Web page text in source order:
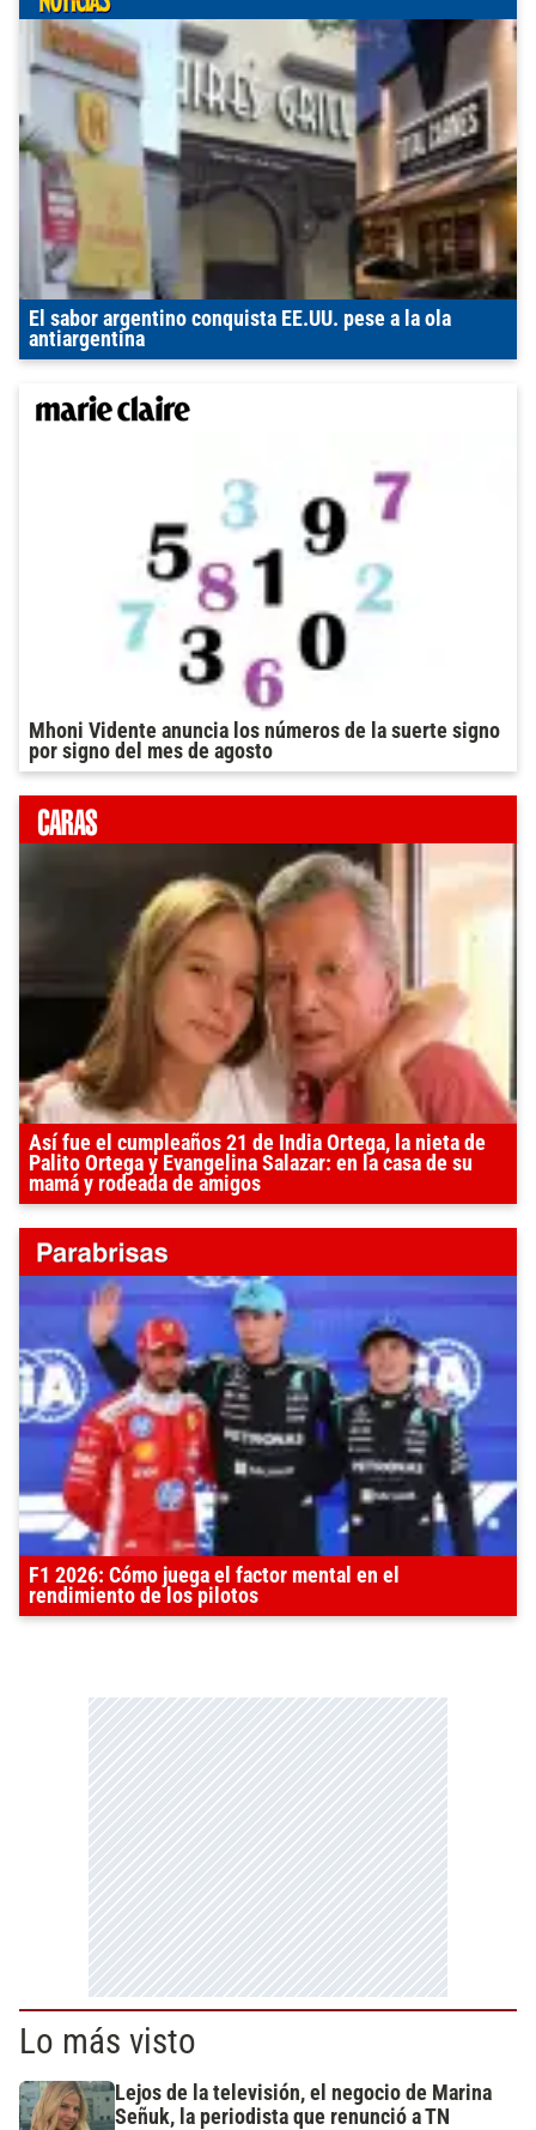
El sabor argentino conquista EE.UU. pese a la ola
antiargentina
Mhoni Vidente anuncia los números de la suerte signo
por signo del mes de agosto
Así fue el cumpleaños 21 de India Ortega, la nieta de
Palito Ortega y Evangelina Salazar: en la casa de su
mamá y rodeada de amigos
F1 2026: Cómo juega el factor mental en el
rendimiento de los pilotos
Lo más visto
Lejos de la televisión, el negocio de Marina
Señuk, la periodista que renunció a TN